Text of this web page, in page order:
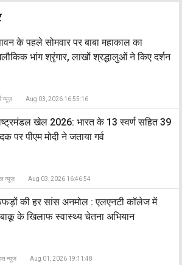
के पहले सोमवार पर बाबा महाकाल का
भांग श्रृंगार, लाखों श्रद्धालुओं ने किए दर्शन
न्यूज़ Aug 03, 2026 16:55:16
खेल 2026: भारत के 13 स्वर्ण सहित 39
पर पीएम मोदी ने जताया गर्व
न्यूज़ Aug 03, 2026 16:46:54
की हर सांस अनमोल : एलएनटी कॉलेज में
के खिलाफ स्वास्थ्य चेतना अभियान
न्यूज़ Aug 01, 2026 19:11:48